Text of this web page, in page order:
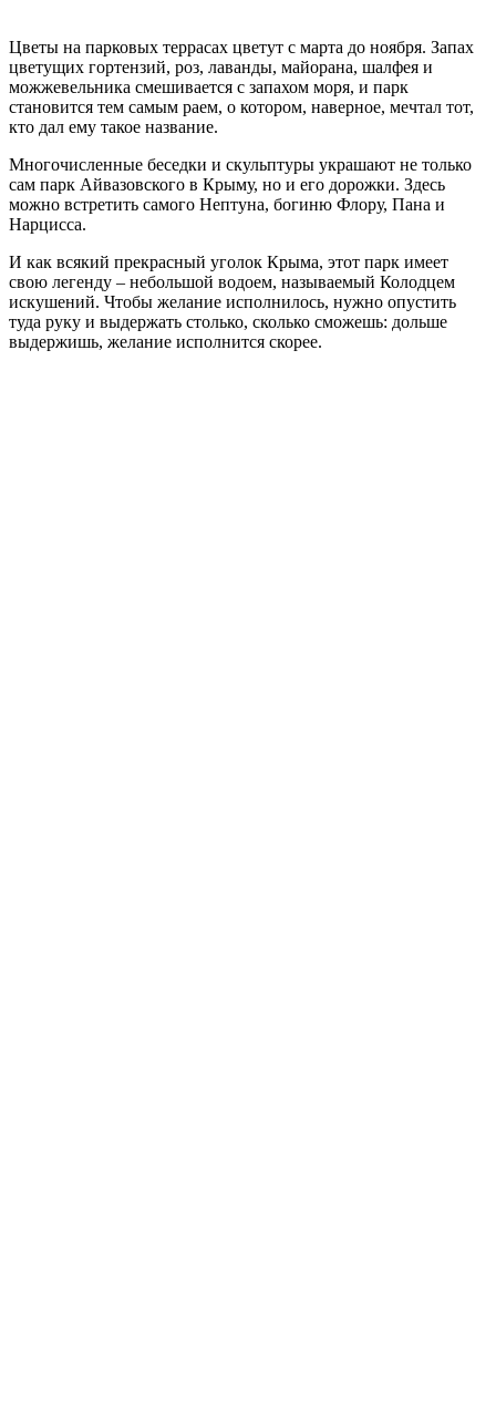
Цветы на парковых террасах цветут с марта до ноября. Запах
цветущих гортензий, роз, лаванды, майорана, шалфея и
можжевельника смешивается с запахом моря, и парк
становится тем самым раем, о котором, наверное, мечтал тот,
кто дал ему такое название.
Многочисленные беседки и скульптуры украшают не только
сам парк Айвазовского в Крыму, но и его дорожки. Здесь
можно встретить самого Нептуна, богиню Флору, Пана и
Нарцисса.
И как всякий прекрасный уголок Крыма, этот парк имеет
свою легенду – небольшой водоем, называемый Колодцем
искушений. Чтобы желание исполнилось, нужно опустить
туда руку и выдержать столько, сколько сможешь: дольше
выдержишь, желание исполнится скорее.